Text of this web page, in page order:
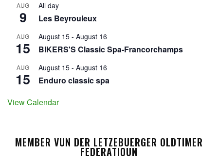
AUG
9
All day
Les Beyrouleux
AUG
15
August 15 - August 16
BIKERS'S Classic Spa-Francorchamps
AUG
15
August 15 - August 16
Enduro classic spa
View Calendar
MEMBER VUN DER LETZEBUERGER OLDTIMER
FEDERATIOUN